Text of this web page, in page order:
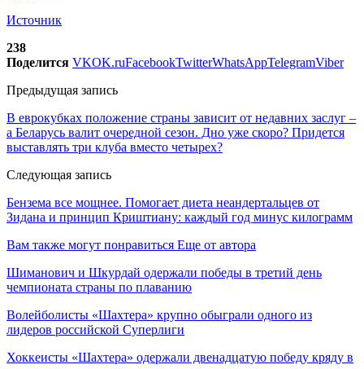
Источник
238
Поделится VKOK.ruFacebookTwitterWhatsAppTelegramViber
Предыдущая запись
В еврокубках положение страны зависит от недавних заслуг –
а Беларусь валит очередной сезон. Дно уже скоро? Придется
выставлять три клуба вместо четырех?
Следующая запись
Бензема все мощнее. Помогает диета неандертальцев от
Зидана и принцип Криштиану: каждый год минус килограмм
Вам также могут понравиться Еще от автора
Шиманович и Шкурдай одержали победы в третий день
чемпионата страны по плаванию
Волейболисты «Шахтера» крупно обыграли одного из
лидеров российской Суперлиги
Хоккеисты «Шахтера» одержали двенадцатую победу кряду в